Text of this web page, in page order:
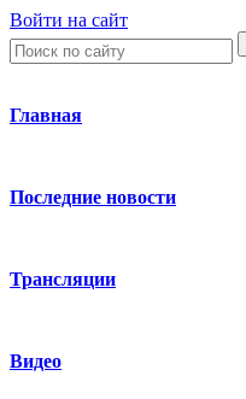
Войти на сайт
Главная
Последние новости
Трансляции
Видео